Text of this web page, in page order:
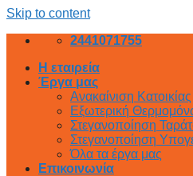
Skip to content
2441071755
Η εταιρεία
Έργα μας
Ανακαίνιση Κατοικίας
Εξωτερική
Στεγανοποίηση
Στεγανοποίηση
Όλα τα έργα μας
Επικοινωνία